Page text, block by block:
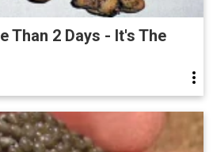
Than 2 Days - It's The